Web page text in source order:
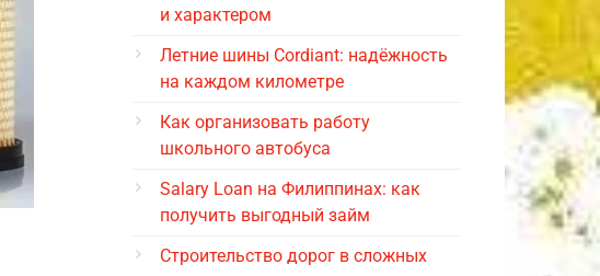
и характером
Летние шины Cordiant: надёжность
на каждом километре
Как организовать работу
школьного автобуса
Salary Loan на Филиппинах: как
получить выгодный займ
Строительство дорог в сложных